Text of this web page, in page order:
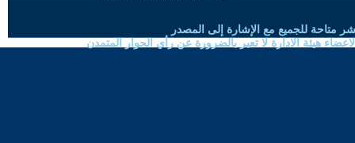
متاحة للجميع مع الإشارة إلى المصدر
هيئة الادارة لا تعبر بالضرورة عن رأي الحوار المتمدن